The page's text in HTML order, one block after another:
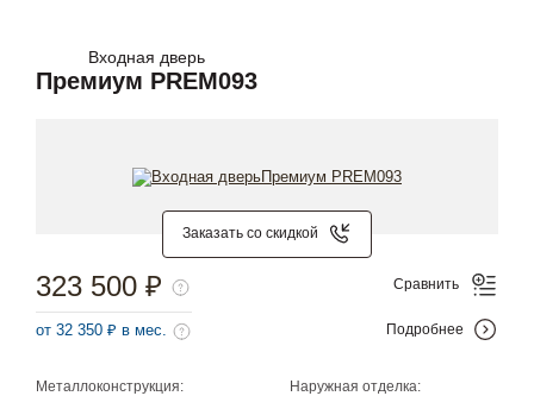
Входная дверь
Премиум PREM093
Заказать со скидкой
Металлоконструкция:
Наружная отделка:
323 500 ₽
от 32 350 ₽ в мес.
Сравнить
Подробнее